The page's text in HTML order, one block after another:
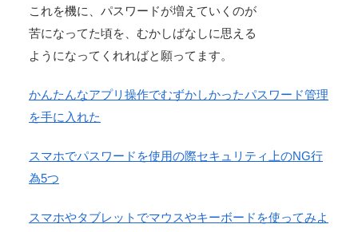
これを機に、パスワードが増えていくのが
苦になってた頃を、むかしばなしに思える
ようになってくれればと願ってます。
かんたんなアプリ操作でむずかしかったパスワード管理
を手に入れた
スマホでパスワードを使用の際セキュリティ上のNG行
為5つ
スマホやタブレットでマウスやキーボードを使ってみよ